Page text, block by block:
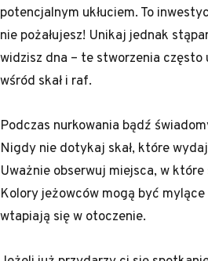
potencjalnym ukłuciem. To
nie pożałujesz! Unikaj jednak
widzisz dna – te stworzenia często
wśród skał i raf.
Podczas nurkowania bądź
Nigdy nie dotykaj skał, które
Uważnie obserwuj miejsca, w które
Kolory jeżowców mogą być
wtapiają się w otoczenie.